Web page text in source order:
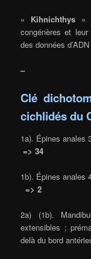
« Kihnichthys »
congénères et
des données
–
Clé
cichlidés du
1a).
=> 34
1b).
=> 2
2a) (1b).
extensibles ;
delà du bord